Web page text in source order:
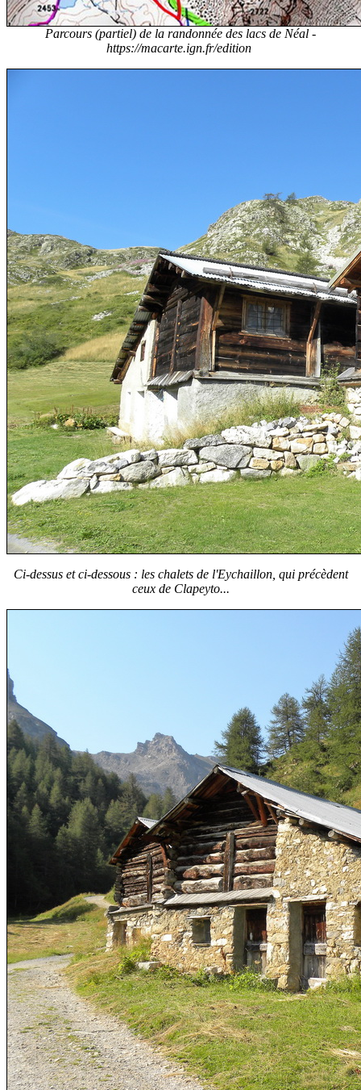
Parcours (partiel) de la randonnée des lacs de Néal -
https://macarte.ign.fr/edition
Ci-dessus et ci-dessous : les chalets de l'Eychaillon, qui précèdent
ceux de Clapeyto...